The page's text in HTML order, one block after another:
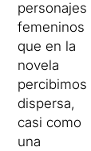
personajes
femeninos
que en la
novela
percibimos
dispersa,
casi como
una